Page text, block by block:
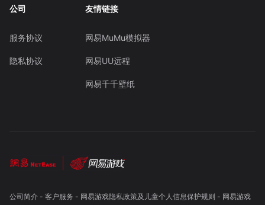
公司
服务协议
隐私协议
友情链接
网易MuMu模拟器
网易UU远程
网易千千壁纸
公司简介- 客户服务 - 网易游戏隐私政策及儿童个人信息保护规则 - 网易游戏